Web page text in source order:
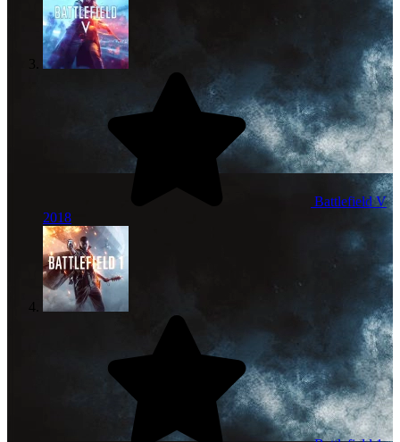
Battlefield V
2018